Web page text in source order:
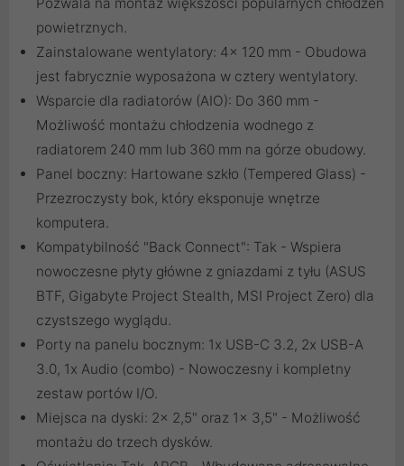
Pozwala na montaż większości popularnych chłodzeń
powietrznych.
Zainstalowane wentylatory: 4x 120 mm - Obudowa
jest fabrycznie wyposażona w cztery wentylatory.
Wsparcie dla radiatorów (AIO): Do 360 mm -
Możliwość montażu chłodzenia wodnego z
radiatorem 240 mm lub 360 mm na górze obudowy.
Panel boczny: Hartowane szkło (Tempered Glass) -
Przezroczysty bok, który eksponuje wnętrze
komputera.
Kompatybilność "Back Connect": Tak - Wspiera
nowoczesne płyty główne z gniazdami z tyłu (ASUS
BTF, Gigabyte Project Stealth, MSI Project Zero) dla
czystszego wyglądu.
Porty na panelu bocznym: 1x USB-C 3.2, 2x USB-A
3.0, 1x Audio (combo) - Nowoczesny i kompletny
zestaw portów I/O.
Miejsca na dyski: 2x 2,5" oraz 1x 3,5" - Możliwość
montażu do trzech dysków.